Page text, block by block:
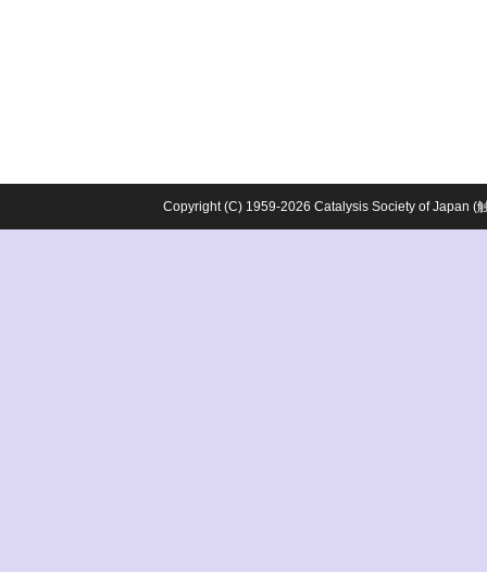
Copyright (C) 1959-2026 Catalysis Society of Japan (